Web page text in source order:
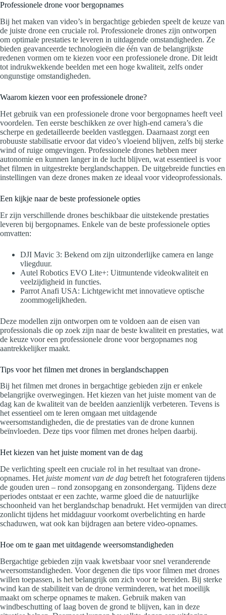
Professionele drone voor bergopnames
Bij het maken van video’s in bergachtige gebieden speelt de keuze van
de juiste drone een cruciale rol. Professionele drones zijn ontworpen
om optimale prestaties te leveren in uitdagende omstandigheden. Ze
bieden geavanceerde technologieën die één van de belangrijkste
redenen vormen om te kiezen voor een professionele drone. Dit leidt
tot indrukwekkende beelden met een hoge kwaliteit, zelfs onder
ongunstige omstandigheden.
Waarom kiezen voor een professionele drone?
Het gebruik van een professionele drone voor bergopnames heeft veel
voordelen. Ten eerste beschikken ze over high-end camera’s die
scherpe en gedetailleerde beelden vastleggen. Daarnaast zorgt een
robuuste stabilisatie ervoor dat video’s vloeiend blijven, zelfs bij sterke
wind of ruige omgevingen. Professionele drones hebben meer
autonomie en kunnen langer in de lucht blijven, wat essentieel is voor
het filmen in uitgestrekte berglandschappen. De uitgebreide functies en
instellingen van deze drones maken ze ideaal voor videoprofessionals.
Een kijkje naar de beste professionele opties
Er zijn verschillende drones beschikbaar die uitstekende prestaties
leveren bij bergopnames. Enkele van de beste professionele opties
omvatten:
DJI Mavic 3: Bekend om zijn uitzonderlijke camera en lange
vliegduur.
Autel Robotics EVO Lite+: Uitmuntende videokwaliteit en
veelzijdigheid in functies.
Parrot Anafi USA: Lichtgewicht met innovatieve optische
zoommogelijkheden.
Deze modellen zijn ontworpen om te voldoen aan de eisen van
professionals die op zoek zijn naar de beste kwaliteit en prestaties, wat
de keuze voor een professionele drone voor bergopnames nog
aantrekkelijker maakt.
Tips voor het filmen met drones in berglandschappen
Bij het filmen met drones in bergachtige gebieden zijn er enkele
belangrijke overwegingen. Het kiezen van het juiste moment van de
dag kan de kwaliteit van de beelden aanzienlijk verbeteren. Tevens is
het essentieel om te leren omgaan met uitdagende
weersomstandigheden, die de prestaties van de drone kunnen
beïnvloeden. Deze tips voor filmen met drones helpen daarbij.
Het kiezen van het juiste moment van de dag
De verlichting speelt een cruciale rol in het resultaat van drone-
opnames. Het juiste moment van de dag betreft het fotograferen tijdens
de gouden uren – rond zonsopgang en zonsondergang. Tijdens deze
periodes ontstaat er een zachte, warme gloed die de natuurlijke
schoonheid van het berglandschap benadrukt. Het vermijden van direct
zonlicht tijdens het middaguur voorkomt overbelichting en harde
schaduwen, wat ook kan bijdragen aan betere video-opnames.
Hoe om te gaan met uitdagende weersomstandigheden
Bergachtige gebieden zijn vaak kwetsbaar voor snel veranderende
weersomstandigheden. Voor degenen die tips voor filmen met drones
willen toepassen, is het belangrijk om zich voor te bereiden. Bij sterke
wind kan de stabiliteit van de drone verminderen, wat het moeilijk
maakt om scherpe opnames te maken. Gebruik maken van
windbeschutting of laag boven de grond te blijven, kan in deze